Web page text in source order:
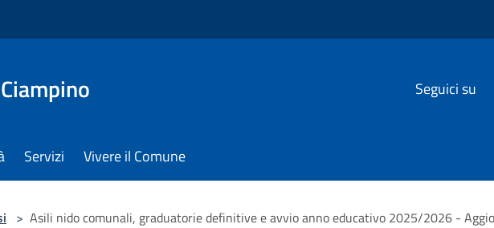
Seguici su
Servizi Vivere il Comune
> Asili nido comunali, graduatorie definitive e avvio anno educativo 2025/2026 -